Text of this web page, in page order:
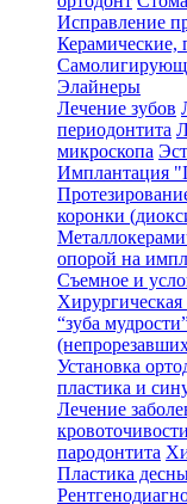
Исправление
Керамические,
Элайнеры
Лечение зубов
периодонтита
микроскопа
Имплантация
коронки
опорой на
Съемное и
Хирургическая
“зуба
Установка
пластика и
Лечение
пародонтита
Пластика